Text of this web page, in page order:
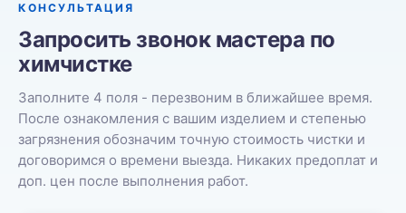
КОНСУЛЬТАЦИЯ
Запросить звонок мастера по
химчистке
Заполните 4 поля - перезвоним в ближайшее время.
После ознакомления с вашим изделием и степенью
загрязнения обозначим точную стоимость чистки и
договоримся о времени выезда. Никаких предоплат и
доп. цен после выполнения работ.